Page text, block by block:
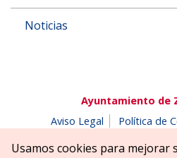
Noticias
Ayuntamiento de
Aviso Legal
Política de
Usamos cookies para mejorar